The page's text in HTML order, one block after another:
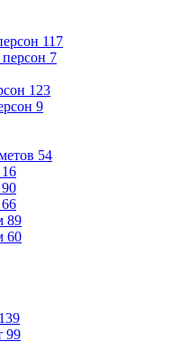
117
7
123
9
54
16
90
66
89
60
139
99